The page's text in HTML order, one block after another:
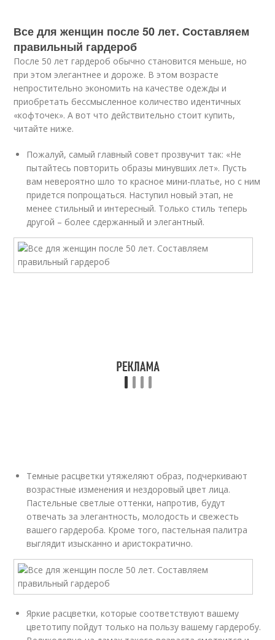
Все для женщин после 50 лет. Составляем
правильный гардероб
После 50 лет гардероб обычно становится меньше, но
при этом элегантнее и дороже. В этом возрасте
непростительно экономить на качестве одежды и
приобретать бессмысленное количество идентичных
«кофточек». А вот что действительно стоит купить,
читайте ниже.
Пожалуй, самый главный совет прозвучит так: «Не
пытайтесь повторить образы минувших лет». Пусть
вам невероятно шло то красное мини-платье, но с ним
придется попрощаться. Наступил новый этап, не
менее стильный и интересный. Только стиль теперь
другой – более сдержанный и элегантный.
Темные расцветки утяжеляют образ, подчеркивают
возрастные изменения и нездоровый цвет лица.
Пастельные светлые оттенки, напротив, будут
отвечать за элегантность, молодость и свежесть
вашего гардероба. Кроме того, пастельная палитра
выглядит изысканно и аристократично.
Яркие расцветки, которые соответствуют вашему
цветотипу пойдут только на пользу вашему гардеробу.